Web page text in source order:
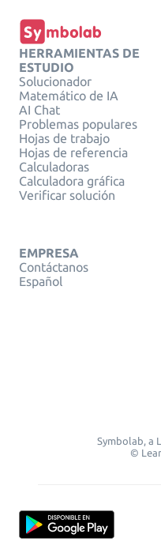
HERRAMIENTAS DE
ESTUDIO
Solucionador
Matemático de IA
AI Chat
Problemas populares
Hojas de trabajo
Hojas de referencia
Calculadoras
Calculadora gráfica
Verificar solución
EMPRESA
Contáctanos
Español
Symbolab, a
©